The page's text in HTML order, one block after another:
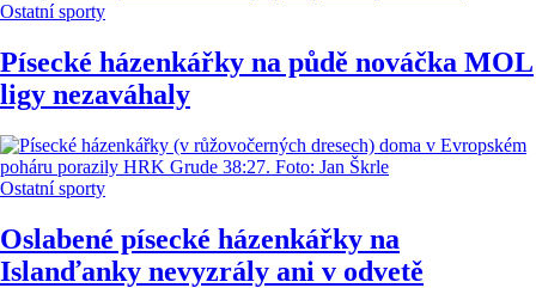
Ostatní sporty
Písecké házenkářky na půdě nováčka MOL
ligy nezaváhaly
Ostatní sporty
Oslabené písecké házenkářky na
Islanďanky nevyzrály ani v odvetě